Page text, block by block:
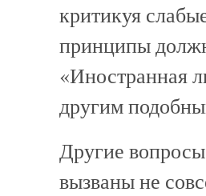
критикуя
принципы
«Иностранная
другим
Другие
вызваны не